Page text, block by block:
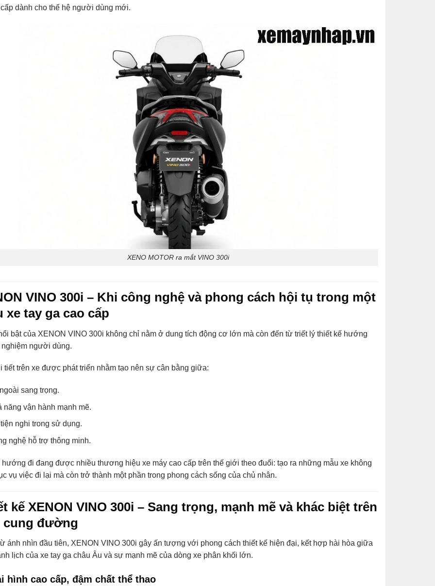
dành cho thế hệ người dùng mới.
XENO MOTOR ra mắt VINO 300i
VINO 300i – Khi công nghệ và phong cách hội tụ trong một
xe tay ga cao cấp
bật của XENON VINO 300i không chỉ nằm ở dung tích động cơ lớn mà còn đến từ triết lý thiết kế hướng
người dùng.
tiết trên xe được phát triển nhằm tạo nên sự cân bằng giữa:
sang trọng.
năng vận hành mạnh mẽ.
nghi trong sử dụng.
nghệ hỗ trợ thông minh.
đi đang được nhiều thương hiệu xe máy cao cấp trên thế giới theo đuổi: tạo ra những mẫu xe không
vụ việc đi lại mà còn trở thành một phần trong phong cách sống của chủ nhân.
kế XENON VINO 300i – Sang trọng, mạnh mẽ và khác biệt trên
cung đường
ánh nhìn đầu tiên, XENON VINO 300i gây ấn tượng với phong cách thiết kế hiện đại, kết hợp hài hòa giữa
lịch của xe tay ga châu Âu và sự mạnh mẽ của dòng xe phân khối lớn.
hình cao cấp, đậm chất thể thao